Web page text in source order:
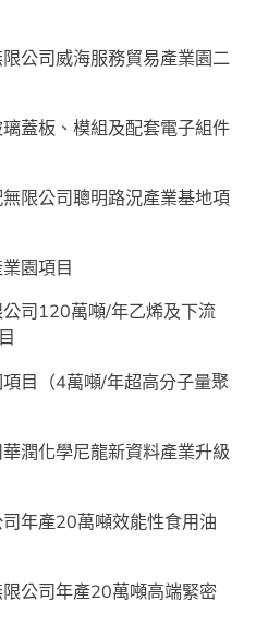
公司威海服務貿易產業園二
蓋板、模組及配套電子組件
限公司聰明路況產業基地項
園項目
司120萬噸/年乙烯及下流
目（4萬噸/年超高分子量聚
潤化學尼龍新資料產業升級
年產20萬噸效能性食用油
公司年產20萬噸高端緊密